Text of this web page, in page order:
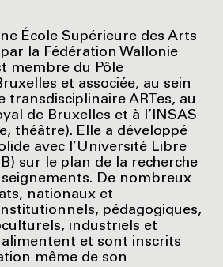
École Supérieure des Arts
la Fédération Wallonie
membre du Pôle
et associée, au sein
transdisciplinaire ARTes, au
de Bruxelles et à l’INSAS
théâtre). Elle a développé
avec l’Université Libre
sur le plan de la recherche
De nombreux
nationaux et
pédagogiques,
industriels et
et sont inscrits
même de son